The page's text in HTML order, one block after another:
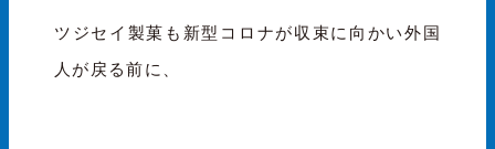
ツジセイ製菓も新型コロナが収束に向かい外国
人が戻る前に、